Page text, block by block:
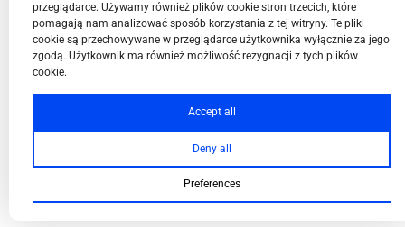
BPN-T Area
BPN-T Offer
przeglądarce. Używamy również plików cookie stron trzecich, które
pomagają nam analizować sposób korzystania z tej witryny. Te pliki
cookie są przechowywane w przeglądarce użytkownika wyłącznie za jego
zgodą. Użytkownik ma również możliwość rezygnacji z tych plików
cookie.
Accept all
Deny all
Preferences